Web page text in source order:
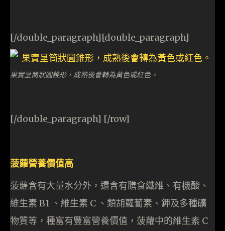
[/double_paragraph][double_paragraph]
果實呈筒狀圓錐形，成熟後會轉為黃色或紅色。
[/double_paragraph] [/row]
菠蘿營養價值高
菠蘿含有大量水分外，還含有膳食纖維、有機酸、
維生素 B1 、維生素 C 、類胡蘿蔔素、鉀及多種礦
物質等，種富有豐富營養價值，菠蘿中的維生素 C